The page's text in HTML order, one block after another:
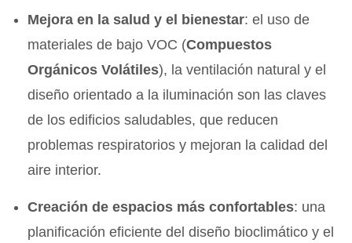
Mejora en la salud y el bienestar: el uso de
materiales de bajo VOC (Compuestos
Orgánicos Volátiles), la ventilación natural y el
diseño orientado a la iluminación son las claves
de los edificios saludables, que reducen
problemas respiratorios y mejoran la calidad del
aire interior.
Creación de espacios más confortables: una
planificación eficiente del diseño bioclimático y el